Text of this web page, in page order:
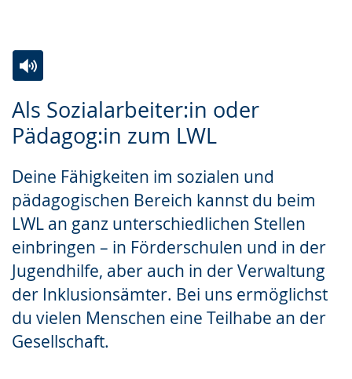
Als Sozialarbeiter:in oder
Pädagog:in zum LWL
Deine Fähigkeiten im sozialen und
pädagogischen Bereich kannst du beim
LWL an ganz unterschiedlichen Stellen
einbringen – in Förderschulen und in der
Jugendhilfe, aber auch in der Verwaltung
der Inklusionsämter. Bei uns ermöglichst
du vielen Menschen eine Teilhabe an der
Gesellschaft.
Leichten
Sprache
Audio-
Unterstützung.
Video
in
Gebärdensprache
wird
angezeigt.